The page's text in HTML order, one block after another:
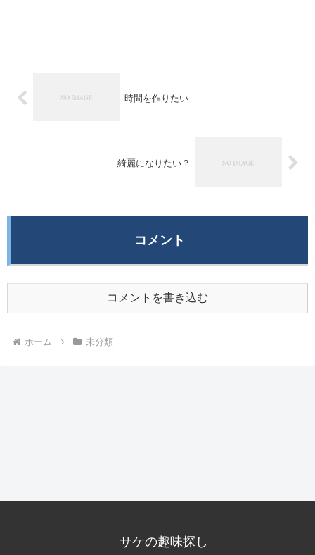
時間を作りたい
綺麗になりたい？
コメント
コメントを書き込む
ホーム 未分類
サケの趣味探し